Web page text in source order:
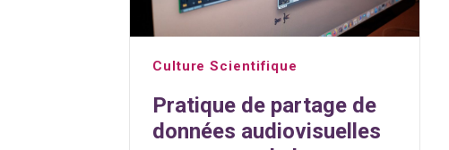
Culture Scientifique
Pratique de partage de
données audiovisuelles